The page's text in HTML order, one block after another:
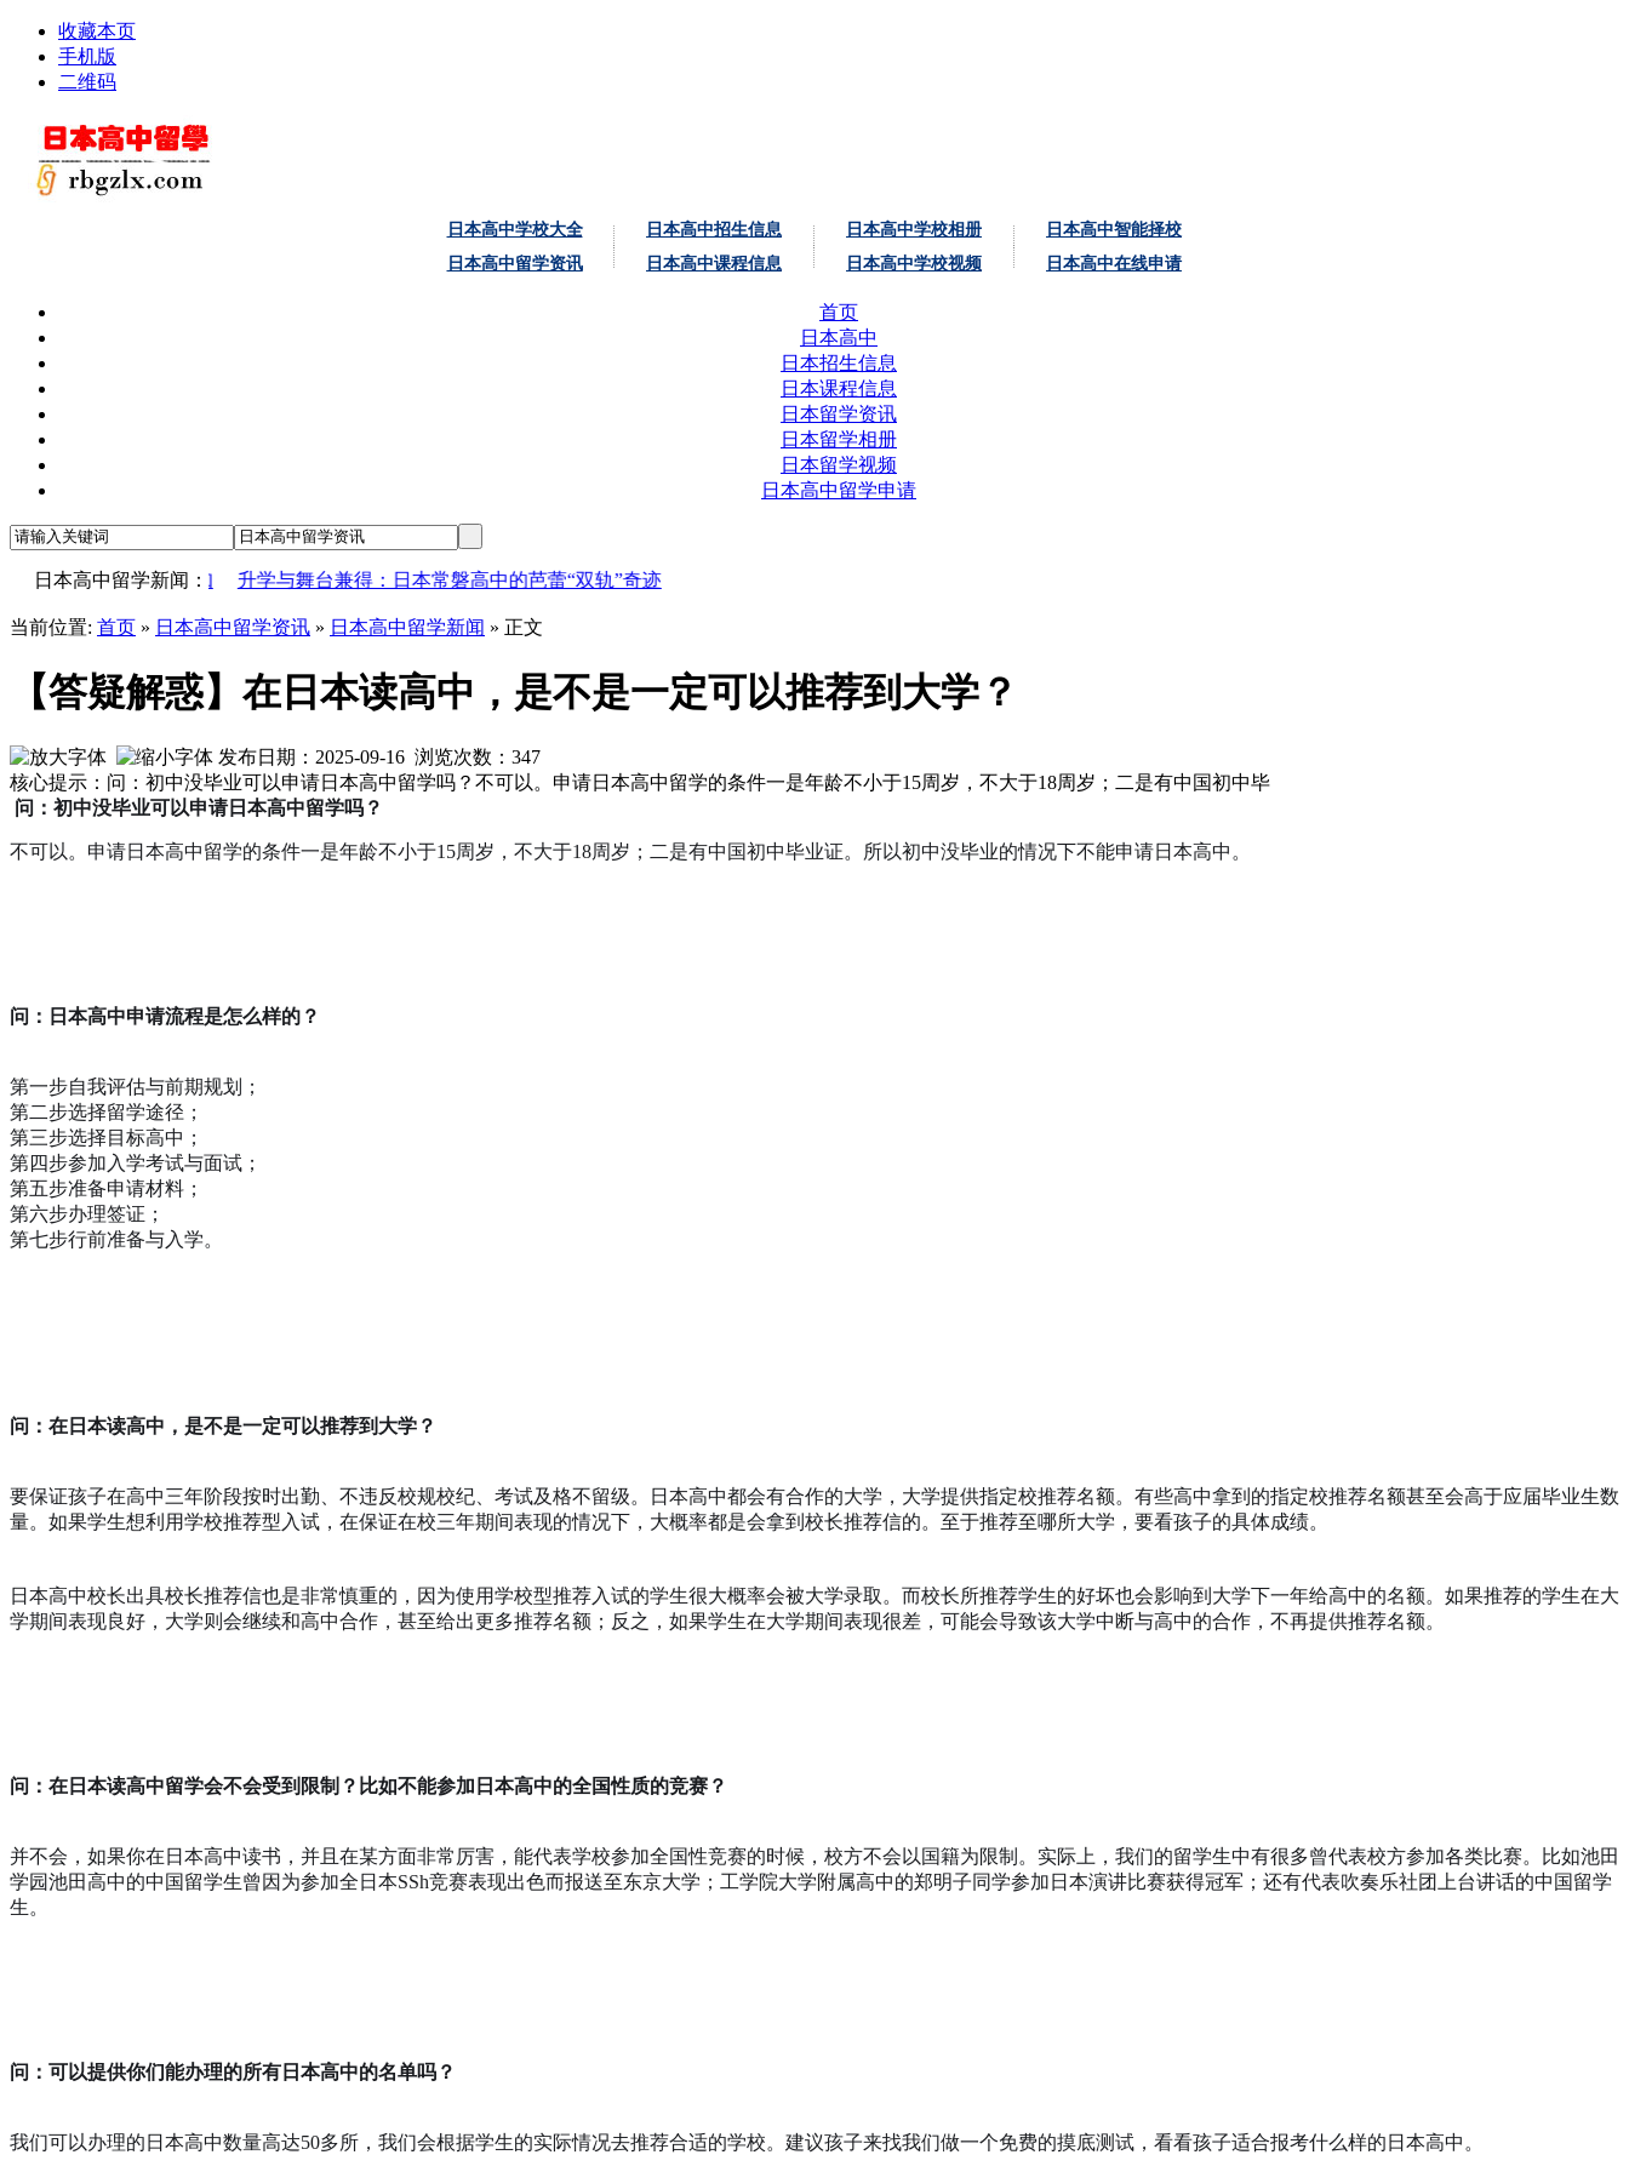
收藏本页
手机版
二维码
日本高中学校大全 日本高中招生信息 日本高中学校相册
日本高中智能择校
日本高中留学资讯
日本高中课程信息 日本高中学校视频 日本高中在线申请
首页
日本高中
日本招生信息
日本课程信息
日本留学资讯
日本留学相册
日本留学视频
日本高中留学申请
日本高中留学新闻：
共学制的通知 升学与舞台兼得：日本常磐高中的芭蕾“双轨”奇迹 中日网日本留学网学生宿舍日常伙食（07.14）
当前位置: 首页 » 日本高中留学资讯 » 日本高中留学新闻 » 正文
【答疑解惑】在日本读高中，是不是一定可以推荐到大学？
发布日期：2025-09-16 浏览次数： 347
核心提示：问：初中没毕业可以申请日本高中留学吗？不可以。申请日本高中留学的条件一是年龄不小于15周岁，不大于18周岁；二是有中国初中毕
问：初中没毕业可以申请日本高中留学吗？
不可以。申请日本高中留学的条件一是年龄不小于15周岁，不大于18周岁；二是有中国初中毕业证。所以初中没毕业的情况下不能申请日本高中。
问：日本高中申请流程是怎么样的？
第一步自我评估与前期规划；
第二步选择留学途径；
第三步选择目标高中；
第四步参加入学考试与面试；
第五步准备申请材料；
第六步办理签证；
第七步行前准备与入学。
问：在日本读高中，是不是一定可以推荐到大学？
要保证孩子在高中三年阶段按时出勤、不违反校规校纪、考试及格不留级。日本高中都会有合作的大学，大学提供指定校推荐名额。有些高中拿到的指定校推荐名额甚至会高于应届毕业生数
量。如果学生想利用学校推荐型入试，在保证在校三年期间表现的情况下，大概率都是会拿到校长推荐信的。至于推荐至哪所大学，要看孩子的具体成绩。
日本高中校长出具校长推荐信也是非常慎重的，因为使用学校型推荐入试的学生很大概率会被大学录取。而校长所推荐学生的好坏也会影响到大学下一年给高中的名额。如果推荐的学生在大
学期间表现良好，大学则会继续和高中合作，甚至给出更多推荐名额；反之，如果学生在大学期间表现很差，可能会导致该大学中断与高中的合作，不再提供推荐名额。
问：在日本读高中留学会不会受到限制？比如不能参加日本高中的全国性质的竞赛？
并不会，如果你在日本高中读书，并且在某方面非常厉害，能代表学校参加全国性竞赛的时候，校方不会以国籍为限制。实际上，我们的留学生中有很多曾代表校方参加各类比赛。比如池田
学园池田高中的中国留学生曾因为参加全日本SSh竞赛表现出色而报送至东京大学；工学院大学附属高中的郑明子同学参加日本演讲比赛获得冠军；还有代表吹奏乐社团上台讲话的中国留学
生。
问：可以提供你们能办理的所有日本高中的名单吗？
我们可以办理的日本高中数量高达50多所，我们会根据学生的实际情况去推荐合适的学校。建议孩子来找我们做一个免费的摸底测试，看看孩子适合报考什么样的日本高中。